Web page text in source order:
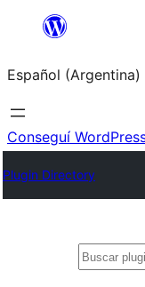
Saltar
contenido
Español (Argentina)
Conseguí
Plugin Directory
Buscar